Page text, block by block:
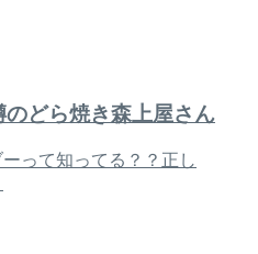
どら焼き森上屋さん